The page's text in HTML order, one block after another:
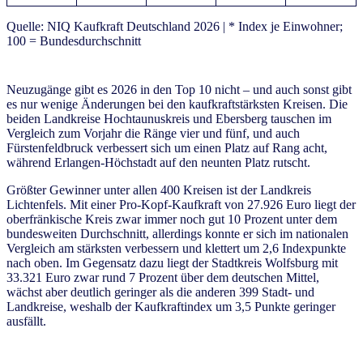
Quelle: NIQ Kaufkraft Deutschland 2026 | * Index je Einwohner;
100 = Bundesdurchschnitt
Neuzugänge gibt es 2026 in den Top 10 nicht – und auch sonst gibt
es nur wenige Änderungen bei den kaufkraftstärksten Kreisen. Die
beiden Landkreise Hochtaunuskreis und Ebersberg tauschen im
Vergleich zum Vorjahr die Ränge vier und fünf, und auch
Fürstenfeldbruck verbessert sich um einen Platz auf Rang acht,
während Erlangen-Höchstadt auf den neunten Platz rutscht.
Größter Gewinner unter allen 400 Kreisen ist der Landkreis
Lichtenfels. Mit einer Pro-Kopf-Kaufkraft von 27.926 Euro liegt der
oberfränkische Kreis zwar immer noch gut 10 Prozent unter dem
bundesweiten Durchschnitt, allerdings konnte er sich im nationalen
Vergleich am stärksten verbessern und klettert um 2,6 Indexpunkte
nach oben. Im Gegensatz dazu liegt der Stadtkreis Wolfsburg mit
33.321 Euro zwar rund 7 Prozent über dem deutschen Mittel,
wächst aber deutlich geringer als die anderen 399 Stadt- und
Landkreise, weshalb der Kaufkraftindex um 3,5 Punkte geringer
ausfällt.